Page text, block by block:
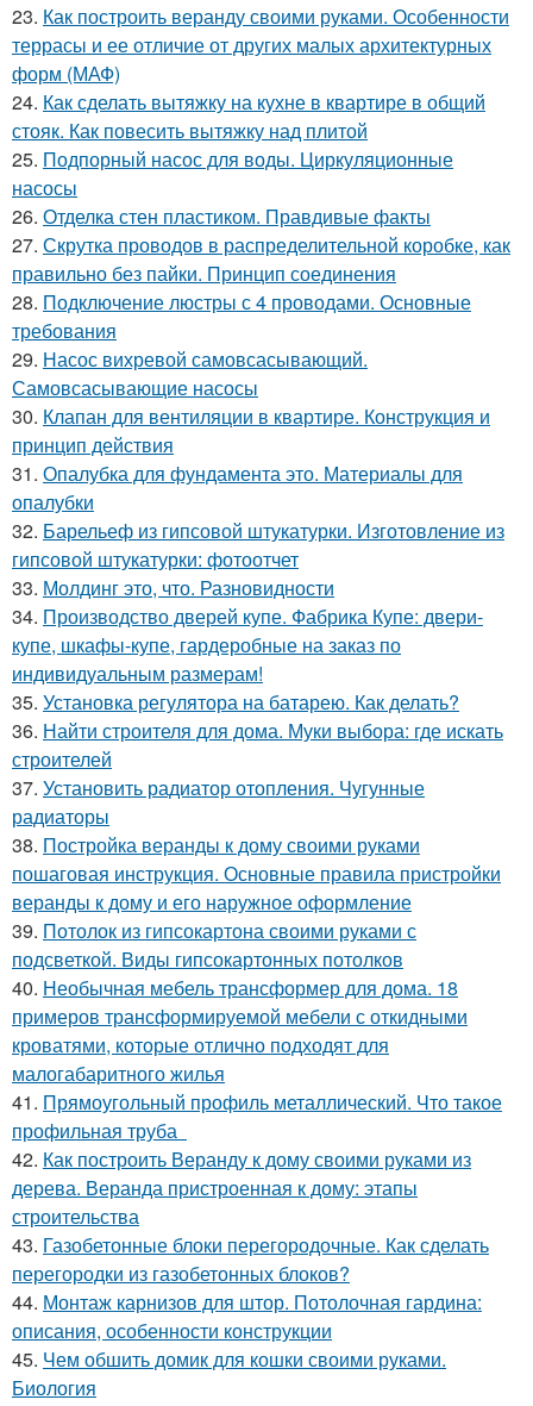
23. Как построить веранду своими руками. Особенности
террасы и ее отличие от других малых архитектурных
форм (МАФ)
24. Как сделать вытяжку на кухне в квартире в общий
стояк. Как повесить вытяжку над плитой
25. Подпорный насос для воды. Циркуляционные
насосы
26. Отделка стен пластиком. Правдивые факты
27. Скрутка проводов в распределительной коробке, как
правильно без пайки. Принцип соединения
28. Подключение люстры с 4 проводами. Основные
требования
29. Насос вихревой самовсасывающий.
Самовсасывающие насосы
30. Клапан для вентиляции в квартире. Конструкция и
принцип действия
31. Опалубка для фундамента это. Материалы для
опалубки
32. Барельеф из гипсовой штукатурки. Изготовление из
гипсовой штукатурки: фотоотчет
33. Молдинг это, что. Разновидности
34. Производство дверей купе. Фабрика Купе: двери-
купе, шкафы-купе, гардеробные на заказ по
индивидуальным размерам!
35. Установка регулятора на батарею. Как делать?
36. Найти строителя для дома. Муки выбора: где искать
строителей
37. Установить радиатор отопления. Чугунные
радиаторы
38. Постройка веранды к дому своими руками
пошаговая инструкция. Основные правила пристройки
веранды к дому и его наружное оформление
39. Потолок из гипсокартона своими руками с
подсветкой. Виды гипсокартонных потолков
40. Необычная мебель трансформер для дома. 18
примеров трансформируемой мебели с откидными
кроватями, которые отлично подходят для
малогабаритного жилья
41. Прямоугольный профиль металлический. Что такое
профильная труба
42. Как построить Веранду к дому своими руками из
дерева. Веранда пристроенная к дому: этапы
строительства
43. Газобетонные блоки перегородочные. Как сделать
перегородки из газобетонных блоков?
44. Монтаж карнизов для штор. Потолочная гардина:
описания, особенности конструкции
45. Чем обшить домик для кошки своими руками.
Биология